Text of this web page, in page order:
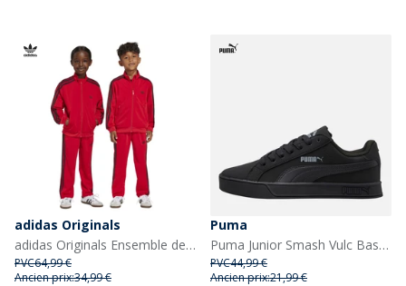
adidas Originals
adidas Originals Ensemble de Survêtement Trefoil Firebird Enfant Better Scarlet/Noir
PVC64,99 €
Ancien prix:34,99 €
Puma
Puma Junior Smash Vulc Baskets Noir/Gris
PVC44,99 €
Ancien prix:21,99 €